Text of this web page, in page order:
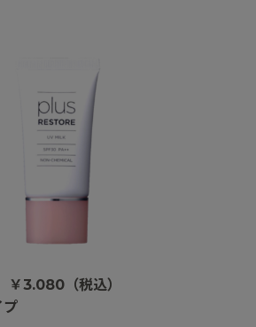
3.080（税込）
プ